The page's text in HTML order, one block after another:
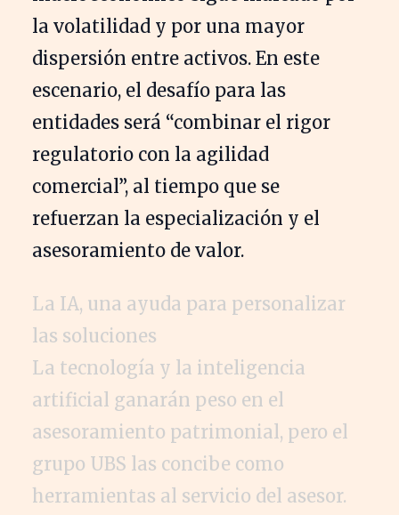
la volatilidad y por una mayor
dispersión entre activos. En este
escenario, el desafío para las
entidades será “combinar el rigor
regulatorio con la agilidad
comercial”, al tiempo que se
refuerzan la especialización y el
asesoramiento de valor.
La IA, una ayuda para personalizar
las soluciones
La tecnología y la inteligencia
artificial ganarán peso en el
asesoramiento patrimonial, pero el
grupo UBS las concibe como
herramientas al servicio del asesor.